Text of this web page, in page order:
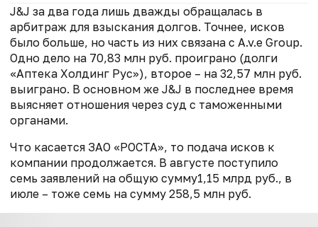
J&J за два года лишь дважды обращалась в
арбитраж для взыскания долгов. Точнее, исков
было больше, но часть из них связана с A.v.e Group.
Одно дело на 70,83 млн руб. проиграно (долги
«Аптека Холдинг Рус»), второе – на 32,57 млн руб.
выиграно. В основном же J&J в последнее время
выясняет отношения через суд с таможенными
органами.
Что касается ЗАО «РОСТА», то подача исков к
компании продолжается. В августе поступило
семь заявлений на общую сумму1,15 млрд руб., в
июле – тоже семь на сумму 258,5 млн руб.